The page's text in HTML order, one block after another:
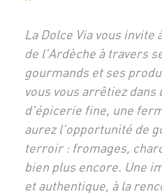
La Dolce Via vous
de l'Ardèche à travers
gourmands et ses
vous vous arrêtiez dans
d'épicerie fine, une
aurez l'opportunité de
terroir : fromages,
bien plus encore. Une
et authentique, à la